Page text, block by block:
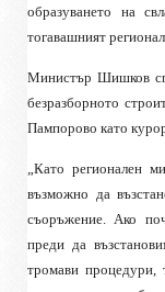
образуването на
тогавашният
МинистърШишков
безразборното
Пампорово като
„Като регионален
възможно да
съоръжение. Ако
преди да
тромави процедури,